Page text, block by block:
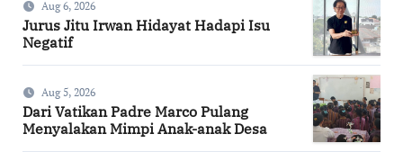
Aug 6, 2026
Jurus Jitu Irwan Hidayat Hadapi Isu
Negatif
Aug 5, 2026
Dari Vatikan Padre Marco Pulang
Menyalakan Mimpi Anak-anak Desa